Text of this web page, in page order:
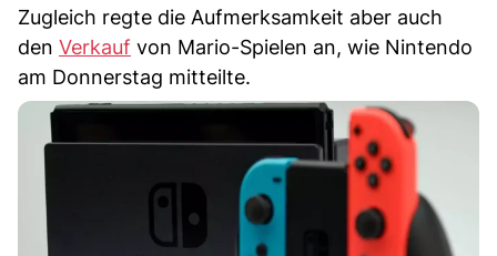
Zugleich regte die Aufmerksamkeit aber auch
den Verkauf von Mario-Spielen an, wie Nintendo
am Donnerstag mitteilte.